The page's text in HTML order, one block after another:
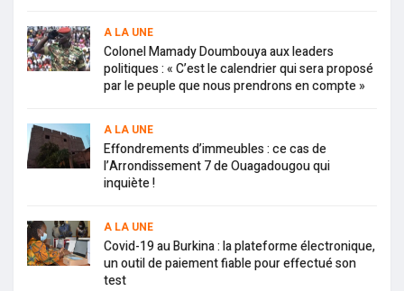
A LA UNE
Colonel Mamady Doumbouya aux leaders
politiques : « C’est le calendrier qui sera proposé
par le peuple que nous prendrons en compte »
A LA UNE
Effondrements d’immeubles : ce cas de
l’Arrondissement 7 de Ouagadougou qui
inquiète !
A LA UNE
Covid-19 au Burkina : la plateforme électronique,
un outil de paiement fiable pour effectué son
test